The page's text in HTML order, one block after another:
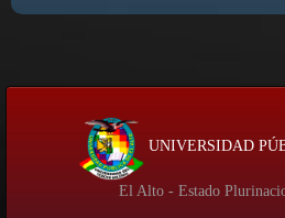
UNIVERSIDAD
El Alto - Estado